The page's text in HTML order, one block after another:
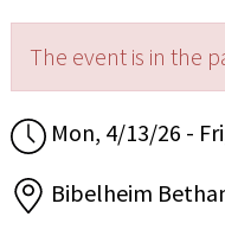
The event is in the
Mon, 4/13/26 -
Bibelheim